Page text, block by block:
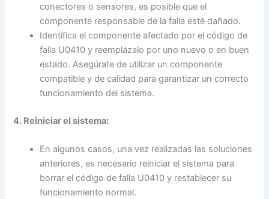
conectores o sensores, es posible que el
componente responsable de la falla esté dañado.
Identifica el componente afectado por el código de
falla U0410 y reemplázalo por uno nuevo o en buen
estado. Asegúrate de utilizar un componente
compatible y de calidad para garantizar un correcto
funcionamiento del sistema.
4. Reiniciar el sistema:
En algunos casos, una vez realizadas las soluciones
anteriores, es necesario reiniciar el sistema para
borrar el código de falla U0410 y restablecer su
funcionamiento normal.